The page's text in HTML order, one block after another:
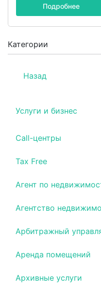
Категории
Назад
Услуги и бизнес
Call-центры
Tax Free
Агент по
Агентство
Арбитражный
Аренда помещений
Архивные услуги
Подробнее